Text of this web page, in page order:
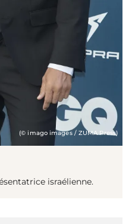
(© imago images / ZUMA Press)
israélienne.